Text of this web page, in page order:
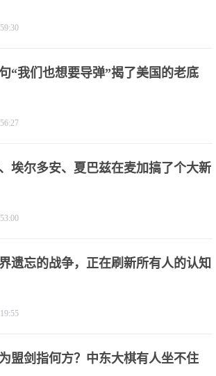
“我们也想要导弹”揭了美国的老底
埃尔多安、夏巴兹在麦加搞了个大新
遗忘的战争，正在刷新所有人的认知
盟剑指何方？中东大棋有人坐不住